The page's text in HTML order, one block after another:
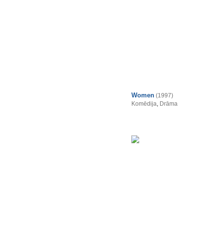
Women (1997)
Komēdija, Drāma